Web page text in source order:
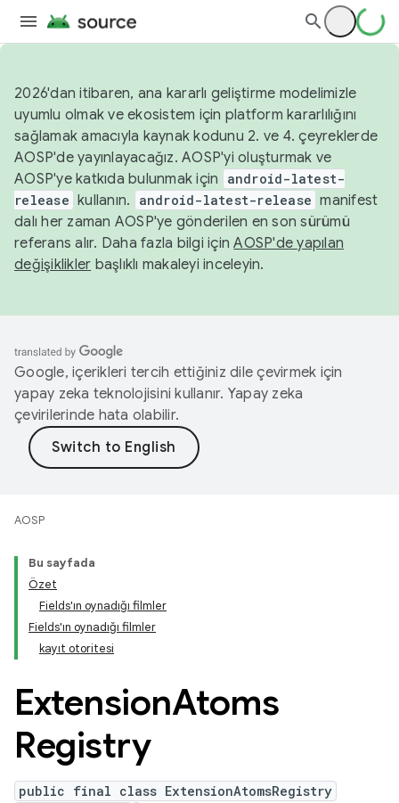
2026'dan itibaren, ana kararlı geliştirme modelimizle
uyumlu olmak ve ekosistem için platform kararlılığını
sağlamak amacıyla kaynak kodunu 2. ve 4. çeyreklerde
AOSP'de yayınlayacağız. AOSP'yi oluşturmak ve
AOSP'ye katkıda bulunmak için
android-latest-
release kullanın. android-latest-release manifest
dalı her zaman AOSP'ye gönderilen en son sürümü
referans alır. Daha fazla bilgi içinAOSP'de yapılan
değişiklikler başlıklı makaleyi inceleyin.
Google, içerikleri tercih ettiğiniz dile çevirmek için
yapay zeka teknolojisini kullanır. Yapay zeka
çevirilerinde hata olabilir.
AOSP
Bu sayfada
Özet
Fields'ın oynadığı filmler
Fields'ın oynadığı filmler
kayıt otoritesi
ExtensionAtoms
Registry
public final class ExtensionAtomsRegistry